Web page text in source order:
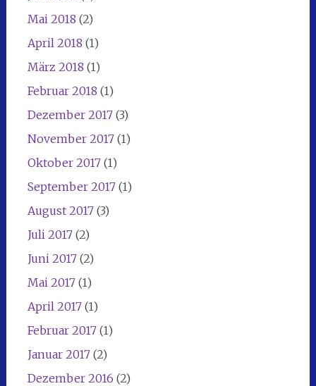
Mai 2018 (2)
April 2018 (1)
März 2018 (1)
Februar 2018 (1)
Dezember 2017(3)
November 2017(1)
Oktober 2017(1)
September 2017(1)
August 2017(3)
Juli 2017(2)
Juni 2017(2)
Mai 2017(1)
April 2017(1)
Februar 2017(1)
Januar 2017(2)
Dezember 2016 (2)